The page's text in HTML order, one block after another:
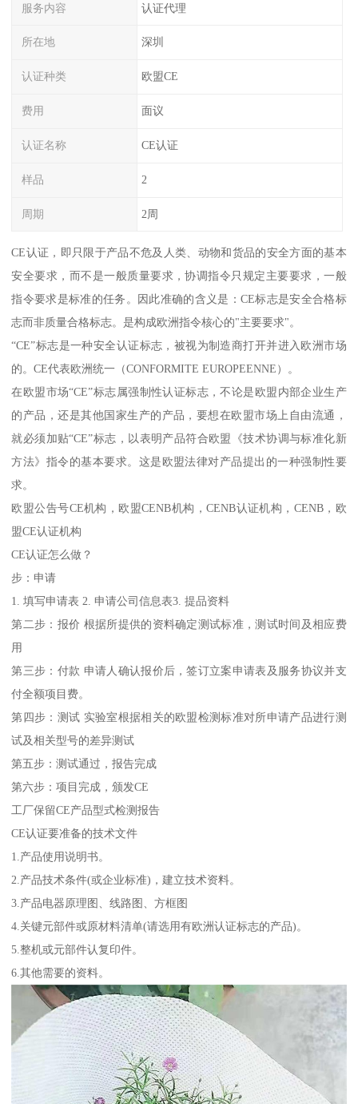
服务内容 认证代理
所在地 深圳
认证种类 欧盟CE
费用 面议
认证名称 CE认证
样品 2
周期 2周
CE认证，即只限于产品不危及人类、动物和货品的安全方面的基本
安全要求，而不是一般质量要求，协调指令只规定主要要求，一般
指令要求是标准的任务。因此准确的含义是：CE标志是安全合格标
志而非质量合格标志。是构成欧洲指令核心的"主要要求"。
“CE”标志是一种安全认证标志，被视为制造商打开并进入欧洲市场
的。CE代表欧洲统一（CONFORMITE EUROPEENNE）。
在欧盟市场“CE”标志属强制性认证标志，不论是欧盟内部企业生产
的产品，还是其他国家生产的产品，要想在欧盟市场上自由流通，
就必须加贴“CE”标志，以表明产品符合欧盟《技术协调与标准化新
方法》指令的基本要求。这是欧盟法律对产品提出的一种强制性要
求。
欧盟公告号CE机构，欧盟CENB机构，CENB认证机构，CENB，欧
盟CE认证机构
CE认证怎么做？
步：申请
1. 填写申请表 2. 申请公司信息表3. 提品资料
第二步：报价 根据所提供的资料确定测试标准，测试时间及相应费
用
第三步：付款 申请人确认报价后，签订立案申请表及服务协议并支
付全额项目费。
第四步：测试 实验室根据相关的欧盟检测标准对所申请产品进行测
试及相关型号的差异测试
第五步：测试通过，报告完成
第六步：项目完成，颁发CE
工厂保留CE产品型式检测报告
CE认证要准备的技术文件
1.产品使用说明书。
2.产品技术条件(或企业标准)，建立技术资料。
3.产品电器原理图、线路图、方框图
4.关键元部件或原材料清单(请选用有欧洲认证标志的产品)。
5.整机或元部件认复印件。
6.其他需要的资料。